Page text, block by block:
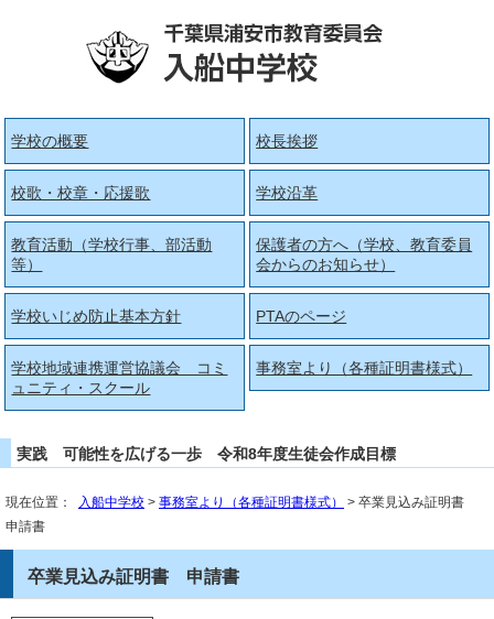
学校の概要 校長挨拶
校歌・校章・応援歌 学校沿革
教育活動（学校行事、部活動
等）
保護者の方へ（学校、教育委員
会からのお知らせ）
学校いじめ防止基本方針 PTAのページ
学校地域連携運営協議会 コミ
ュニティ・スクール
事務室より（各種証明書様式）
実践 可能性を広げる一歩 令和8年度生徒会作成目標
現在位置： 入船中学校 > 事務室より（各種証明書様式）
> 卒業見込み証明書
申請書
卒業見込み証明書 申請書